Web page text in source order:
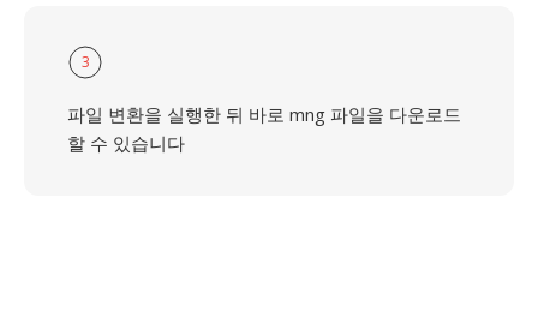
3
파일 변환을 실행한 뒤 바로 mng 파일을 다운로드
할 수 있습니다